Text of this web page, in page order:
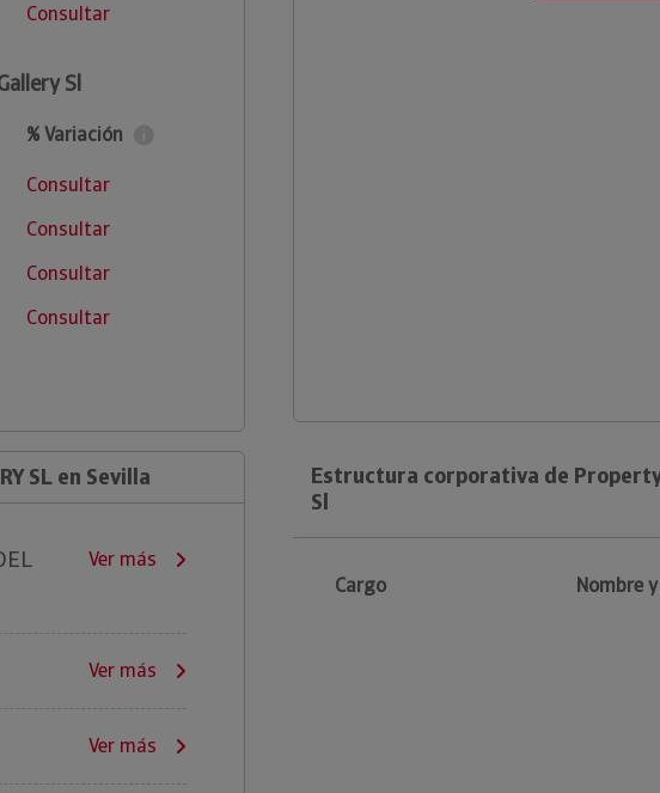
Consultar
Sl
% Variación
Consultar
Consultar
Consultar
Consultar
SL en Sevilla
Ver más
Ver más
Ver más
Estructura corporativa de
Sl
Cargo Nombre